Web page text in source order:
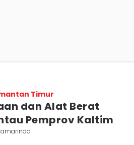
Timur
dan Alat Berat
Pemprov Kaltim